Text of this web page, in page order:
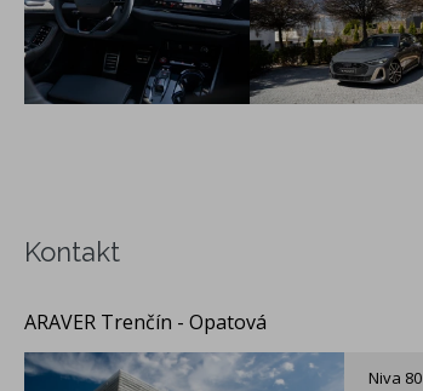
Kontakt
ARAVER Trenčín - Opatová
Niva 80